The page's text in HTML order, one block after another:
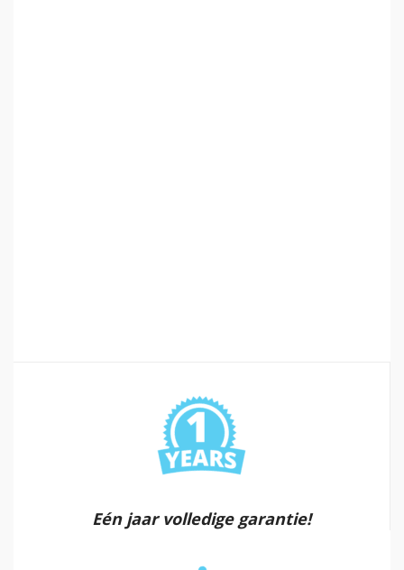
Eén jaar volledige garantie!